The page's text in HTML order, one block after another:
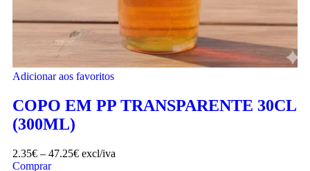
Adicionar aos favoritos
COPO EM PP TRANSPARENTE 30CL
(300ML)
2.35€ – 47.25€ excl/iva
Comprar